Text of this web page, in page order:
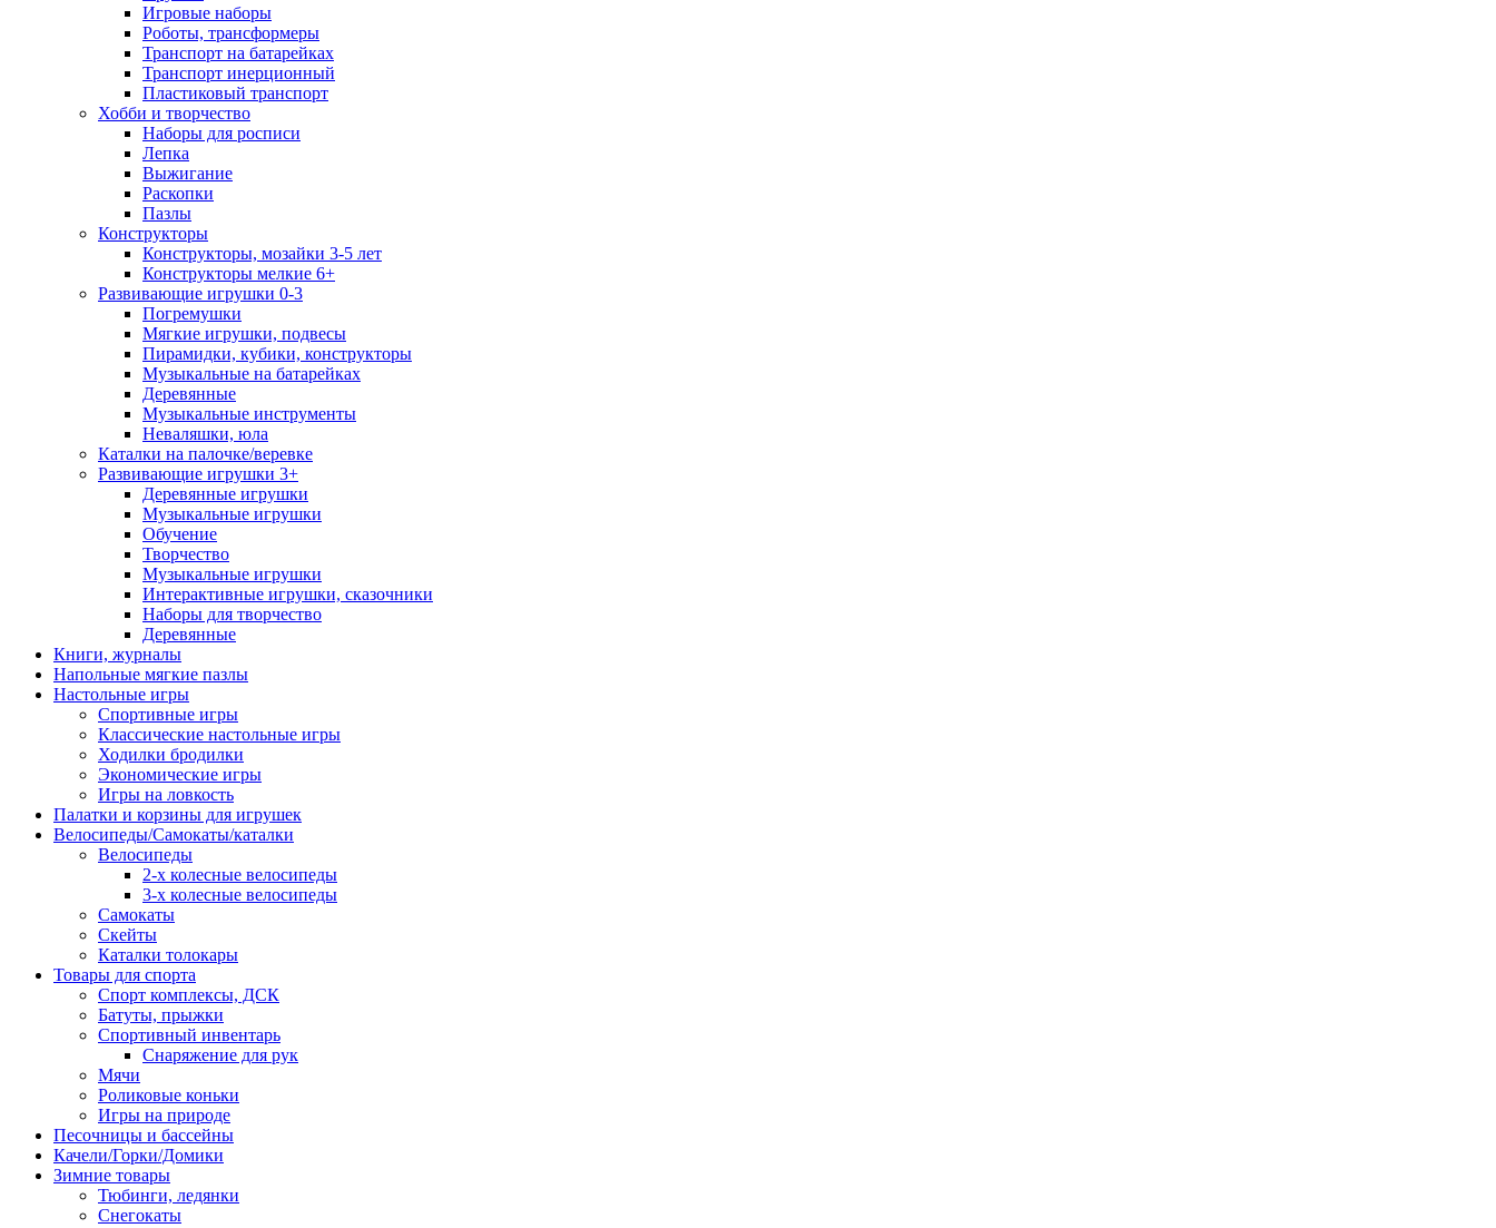
Игровые наборы
Роботы, трансформеры
Транспорт на батарейках
Транспорт инерционный
Пластиковый транспорт
Хобби и творчество
Наборы для росписи
Лепка
Выжигание
Раскопки
Пазлы
Конструкторы
Конструкторы, мозайки 3-5 лет
Конструкторы мелкие 6+
Развивающие игрушки 0-3
Погремушки
Мягкие игрушки, подвесы
Пирамидки, кубики, конструкторы
Музыкальные на батарейках
Деревянные
Музыкальные инструменты
Неваляшки, юла
Каталки на палочке/веревке
Развивающие игрушки 3+
Деревянные игрушки
Музыкальные игрушки
Обучение
Творчество
Музыкальные игрушки
Интерактивные игрушки, сказочники
Наборы для творчество
Деревянные
Книги, журналы
Напольные мягкие пазлы
Настольные игры
Спортивные игры
Классические настольные игры
Ходилки бродилки
Экономические игры
Игры на ловкость
Палатки и корзины для игрушек
Велосипеды/Самокаты/каталки
Велосипеды
2-х колесные велосипеды
3-х колесные велосипеды
Самокаты
Скейты
Каталки толокары
Товары для спорта
Спорт комплексы, ДСК
Батуты, прыжки
Спортивный инвентарь
Снаряжение для рук
Мячи
Роликовые коньки
Игры на природе
Песочницы и бассейны
Качели/Горки/Домики
Зимние товары
Тюбинги, ледянки
Снегокаты